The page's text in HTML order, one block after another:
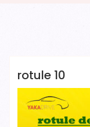
rotule 10